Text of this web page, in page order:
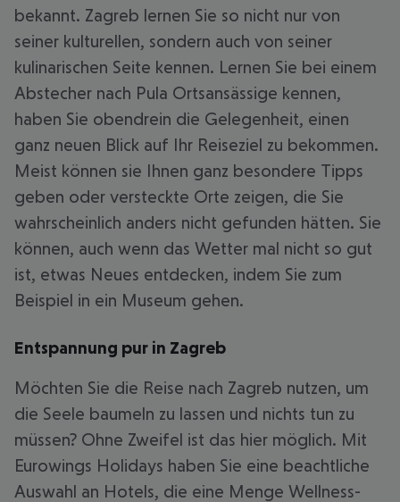
bekannt. Zagreb lernen Sie so nicht nur von
seiner kulturellen, sondern auch von seiner
kulinarischen Seite kennen. Lernen Sie bei einem
Abstecher nach Pula Ortsansässige kennen,
haben Sie obendrein die Gelegenheit, einen
ganz neuen Blick auf Ihr Reiseziel zu bekommen.
Meist können sie Ihnen ganz besondere Tipps
geben oder versteckte Orte zeigen, die Sie
wahrscheinlich anders nicht gefunden hätten. Sie
können, auch wenn das Wetter mal nicht so gut
ist, etwas Neues entdecken, indem Sie zum
Beispiel in ein Museum gehen.
Entspannung pur in Zagreb
Möchten Sie die Reise nach Zagreb nutzen, um
die Seele baumeln zu lassen und nichts tun zu
müssen? Ohne Zweifel ist das hier möglich. Mit
Eurowings Holidays haben Sie eine beachtliche
Auswahl an Hotels, die eine Menge Wellness-